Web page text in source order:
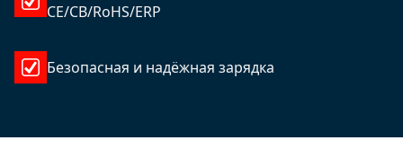
CE/CB/RoHS/ERP
Безопасная и надёжная зарядка